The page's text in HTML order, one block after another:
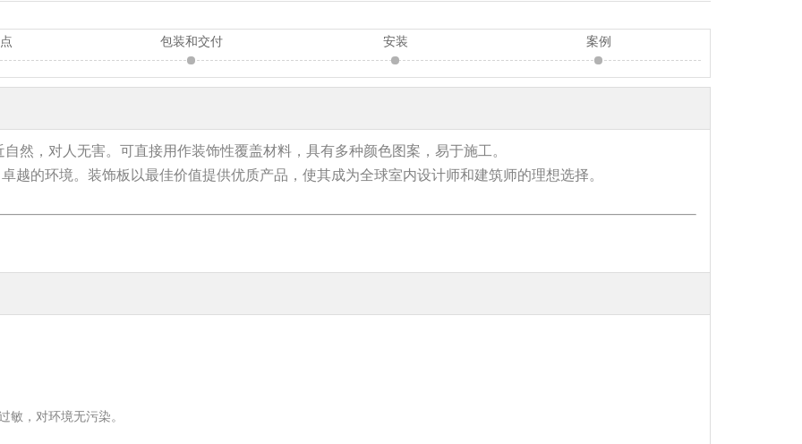
包装和交付 安装 案例
然，对人无害。可直接用作装饰性覆盖材料，具有多种颜色图案，易于施工。
越的环境。装饰板以最佳价值提供优质产品，使其成为全球室内设计师和建筑师的理想选择。
，对环境无污染。